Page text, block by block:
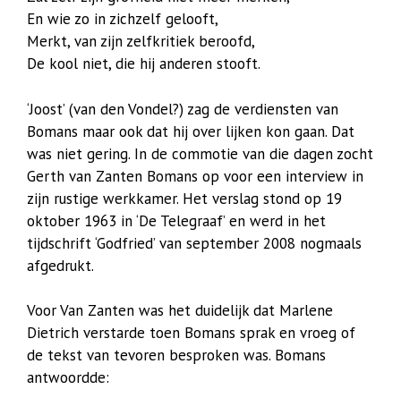
En wie zo in zichzelf gelooft,
Merkt, van zijn zelfkritiek beroofd,
De kool niet, die hij anderen stooft.
‘Joost’ (van den Vondel?) zag de verdiensten van
Bomans maar ook dat hij over lijken kon gaan. Dat
was niet gering. In de commotie van die dagen zocht
Gerth van Zanten Bomans op voor een interview in
zijn rustige werkkamer. Het verslag stond op 19
oktober 1963 in ‘De Telegraaf’ en werd in het
tijdschrift ‘Godfried’ van september 2008 nogmaals
afgedrukt.
Voor Van Zanten was het duidelijk dat Marlene
Dietrich verstarde toen Bomans sprak en vroeg of
de tekst van tevoren besproken was. Bomans
antwoordde: